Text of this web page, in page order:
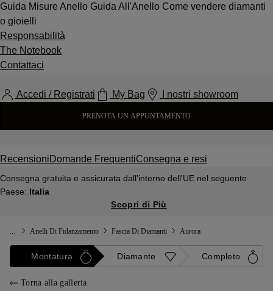
Guida Misure Anello Guida All'Anello Come vendere diamanti
o gioielli
Responsabilità
The Notebook
Contattaci
Accedi / Registrati My Bag I nostri showroom
PRENOTA UN APPUNTAMENTO
Recensioni Domande FrequentiConsegna e resi
Consegna gratuita e assicurata dall'interno dell'UE nel seguente
Paese: Italia
Scopri di Più
... Anelli Di Fidanzamento Fascia Di Diamanti Aurora
Montatura Diamante Completo
Torna alla galleria